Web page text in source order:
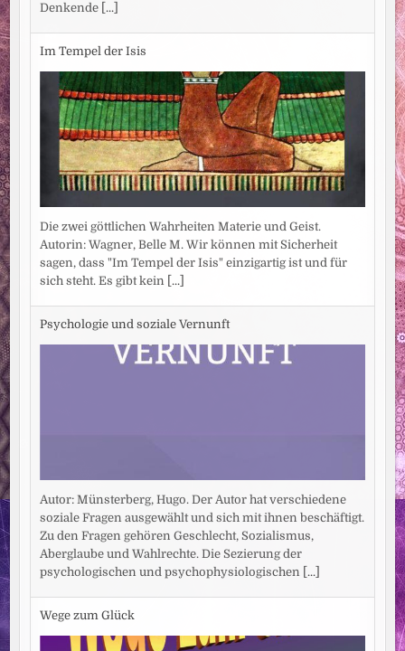
Denkende [...]
Im Tempel der Isis
Die zwei göttlichen Wahrheiten Materie und Geist.
Autorin: Wagner, Belle M. Wir können mit Sicherheit
sagen, dass "Im Tempel der Isis" einzigartig ist und für
sich steht. Es gibt kein [...]
Psychologie und soziale Vernunft
Autor: Münsterberg, Hugo. Der Autor hat verschiedene
soziale Fragen ausgewählt und sich mit ihnen beschäftigt.
Zu den Fragen gehören Geschlecht, Sozialismus,
Aberglaube und Wahlrechte. Die Sezierung der
psychologischen und psychophysiologischen [...]
Wege zum Glück